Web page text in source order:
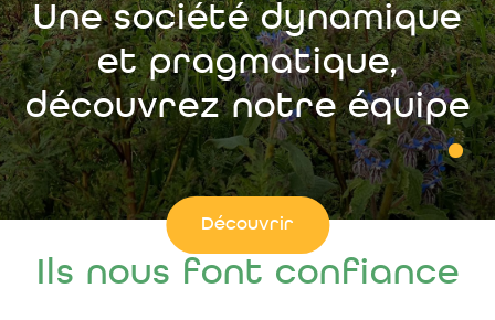
Une société dynamique
et pragmatique,
découvrez notre équipe
Découvrir
Ils nous font confiance